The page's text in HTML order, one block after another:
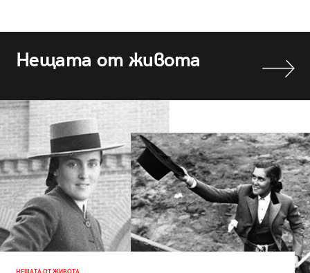
Нещата от живота